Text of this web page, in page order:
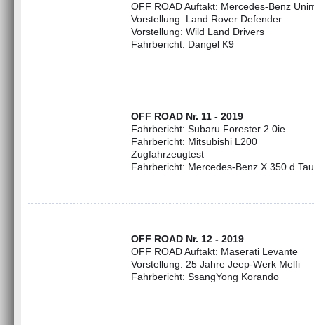
OFF ROAD Auftakt: Mercedes-Benz
Vorstellung: Land Rover Defender
Vorstellung: Wild Land Drivers
Fahrbericht: Dangel K9
OFF ROAD Nr. 11 - 2019
Fahrbericht: Subaru Forester 2.0ie
Fahrbericht: Mitsubishi L200
Zugfahrzeugtest
Fahrbericht: Mercedes-Benz X 350 d
OFF ROAD Nr. 12 - 2019
OFF ROAD Auftakt: Maserati Levante
Vorstellung: 25 Jahre Jeep-Werk Melfi
Fahrbericht: SsangYong Korando